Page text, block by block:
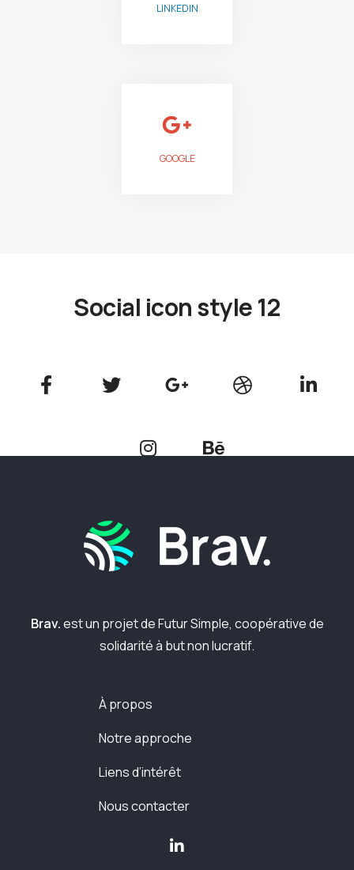
LINKEDIN
GOOGLE
Social icon style 12
Brav.est un projet de Futur Simple, coopérative de
solidarité à but non lucratif.
À propos
Notre approche
Liens d’intérêt
Nous contacter